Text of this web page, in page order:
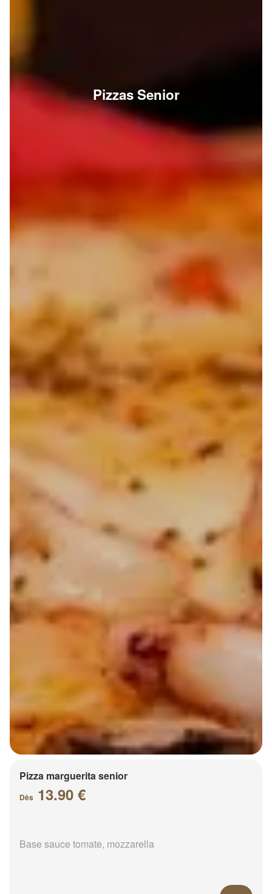
Pizzas Senior
Pizza marguerita senior
Dès 13.90 €
Base sauce tomate, mozzarella